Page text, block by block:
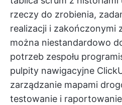
rzeczy do zrobienia,
realizacji i zakończonymi
można niestandardowo
potrzeb zespołu
pulpity nawigacyjne
zarządzanie mapami
testowanie i raportowanie